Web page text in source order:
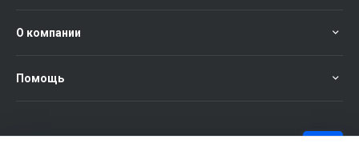
О компании
Помощь